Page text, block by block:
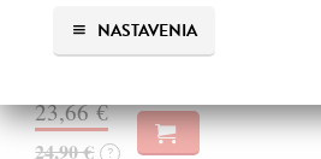
NASTAVENIA
lexikónoch literatúry aj učebniciach,
bez nich nedá…
Na sklade
23,66 €
24,90 € ?